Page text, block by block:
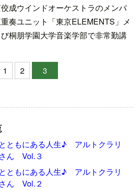
成ウインドオーケストラのメンバ
奏ユニット「東京ELEMENTS」メ
桐朋学園大学音楽学部で非常勤講
1
2 3
ともにある人生♪ アルトクラリ
ん Vol.３
ともにある人生♪ アルトクラリ
ん Vol.２